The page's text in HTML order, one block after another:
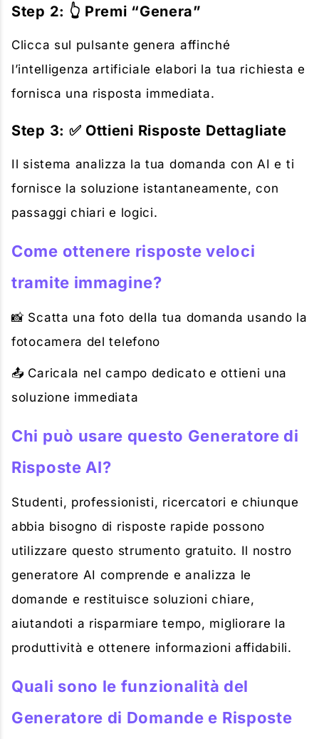
Step 2: 👆 Premi “Genera”
Clicca sul pulsante genera affinché
l’intelligenza artificiale elabori la tua richiesta e
fornisca una risposta immediata.
Step 3: ✅ Ottieni Risposte Dettagliate
Il sistema analizza la tua domanda con AI e ti
fornisce la soluzione istantaneamente, con
passaggi chiari e logici.
Come ottenere risposte veloci
tramite immagine?
📸 Scatta una foto della tua domanda usando la
fotocamera del telefono
📤 Caricala nel campo dedicato e ottieni una
soluzione immediata
Chi può usare questo Generatore di
Risposte AI?
Studenti, professionisti, ricercatori e chiunque
abbia bisogno di risposte rapide possono
utilizzare questo strumento gratuito. Il nostro
generatore AI comprende e analizza le
domande e restituisce soluzioni chiare,
aiutandoti a risparmiare tempo, migliorare la
produttività e ottenere informazioni affidabili.
Quali sono le funzionalità del
Generatore di Domande e Risposte